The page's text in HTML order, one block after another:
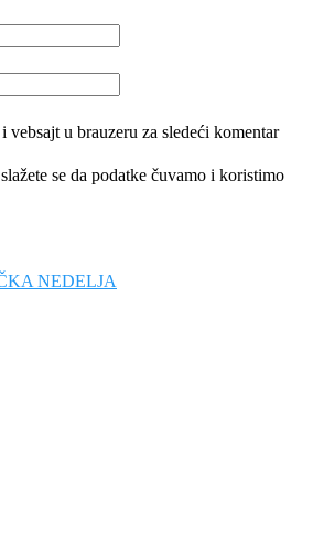
vebsajt u brauzeru za sledeći komentar
se da podatke čuvamo i koristimo